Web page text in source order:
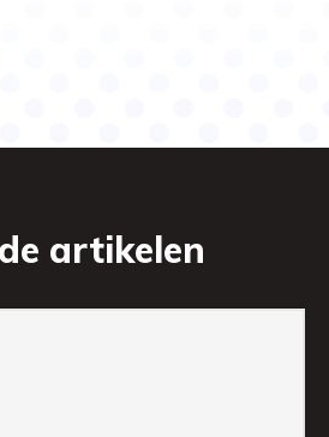
artikelen